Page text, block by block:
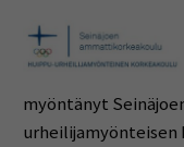
myöntänyt
urheilijamyönteisen